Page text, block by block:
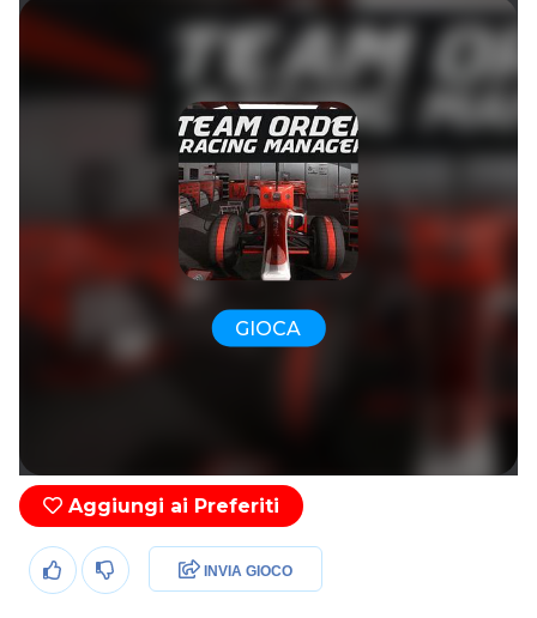
GIOCA
Aggiungi ai Preferiti
INVIA GIOCO